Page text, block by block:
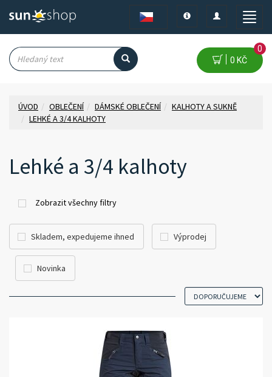
Toggle
Toggle
navigation
Toggle
0 KČ
0
ÚVOD OBLEČENÍ DÁMSKÉ OBLEČENÍ
KALHOTY A SUKNĚ
LEHKÉ A 3/4 KALHOTY
Lehké a 3/4 kalhoty
Zobrazit všechny filtry
Skladem, expedujeme ihned Výprodej
Novinka